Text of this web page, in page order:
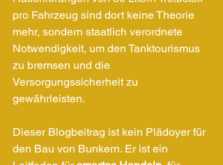
pro Fahrzeug sind dort keine Theorie
mehr, sondern staatlich verordnete
Notwendigkeit, um den Tanktourismus
zu bremsen und die
Versorgungssicherheit zu
gewährleisten.
Dieser Blogbeitrag ist kein Plädoyer für
den Bau von Bunkern. Er ist ein